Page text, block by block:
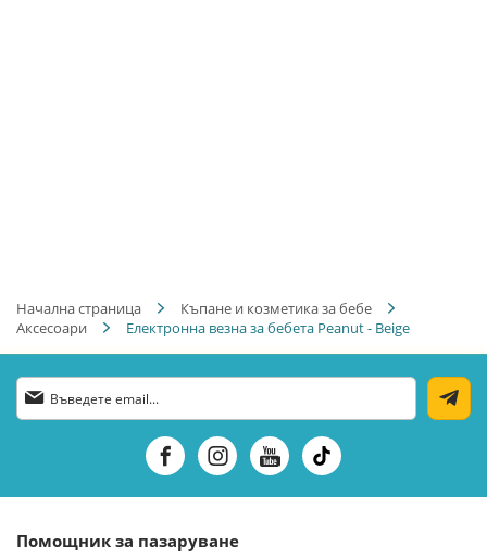
Начална страница
Къпане и козметика за бебе
Аксесоари
Електронна везна за бебета Peanut - Beige
Абонирай
се
бюлетин:
Помощник за пазаруване